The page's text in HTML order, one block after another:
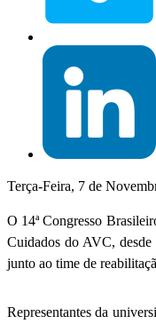
Terça-Feira, 7 de
O 14ª Congresso
Cuidados do AVC, desde
junto ao time de
Representantes da